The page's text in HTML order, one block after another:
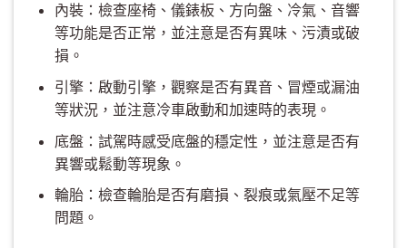
內裝：檢查座椅、儀錶板、方向盤、冷氣、音響
等功能是否正常，並注意是否有異味、污漬或破
損。
引擎：啟動引擎，觀察是否有異音、冒煙或漏油
等狀況，並注意冷車啟動和加速時的表現。
底盤：試駕時感受底盤的穩定性，並注意是否有
異響或鬆動等現象。
輪胎：檢查輪胎是否有磨損、裂痕或氣壓不足等
問題。